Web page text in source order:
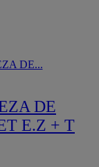
DE
E.Z + T